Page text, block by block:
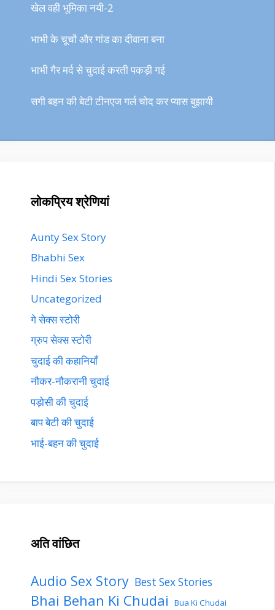
खेल वही भूमिका नयी-2
भाभी के चूचों और गांड का दीवाना बना
भाभी गैर मर्द से चुदाई करती पकड़ी गई
सगी बहन की बेटी टीनएज गर्ल चोद कर प्यास बुझायी
लोकप्रिय श्रेणियां
Aunty Sex Story
Bhabhi Sex
Hindi Sex Stories
Uncategorized
गे सेक्स स्टोरी
ग्रुप सेक्स स्टोरी
चुदाई की कहानियाँ
नौकर-नौकरानी चुदाई
पड़ोसी की चुदाई
बाप बेटी की चुदाई
भाई-बहन की चुदाई
अति वांछित
Audio Sex Story Best Sex Stories
Bhai Behan Ki Chudai Bua Ki Chudai